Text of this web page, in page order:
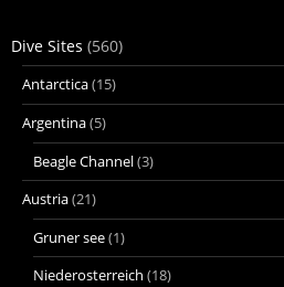
Dive Sites (560)
Antarctica(15)
Argentina(5)
Beagle Channel(3)
Austria(21)
Gruner see(1)
Niederosterreich (18)